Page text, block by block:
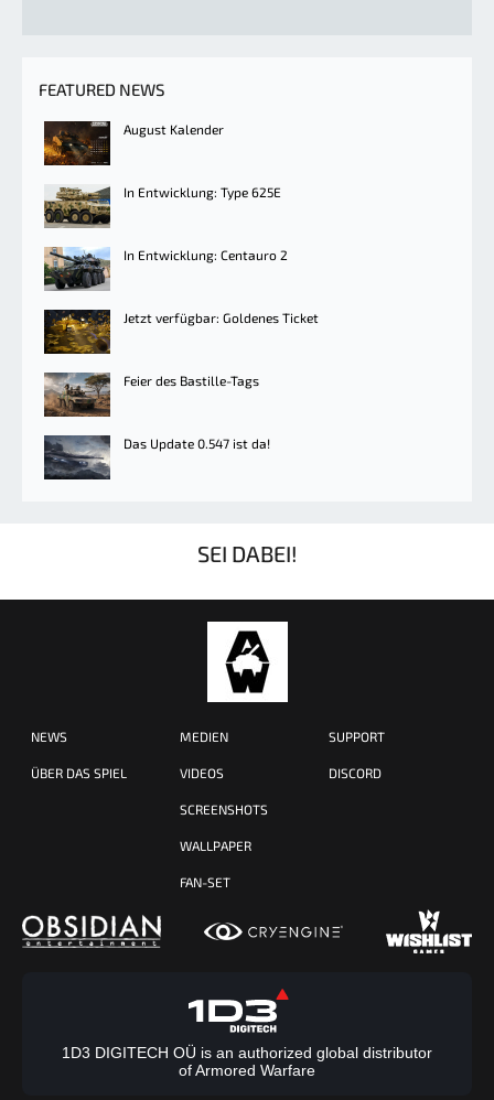
FEATURED NEWS
August Kalender
In Entwicklung: Type 625E
In Entwicklung: Centauro 2
Jetzt verfügbar: Goldenes Ticket
Feier des Bastille-Tags
Das Update 0.547 ist da!
SEI DABEI!
NEWS
ÜBER DAS SPIEL
MEDIEN
VIDEOS
SCREENSHOTS
WALLPAPER
FAN-SET
SUPPORT
DISCORD
1D3 DIGITECH OÜ is an authorized global distributor
of Armored Warfare